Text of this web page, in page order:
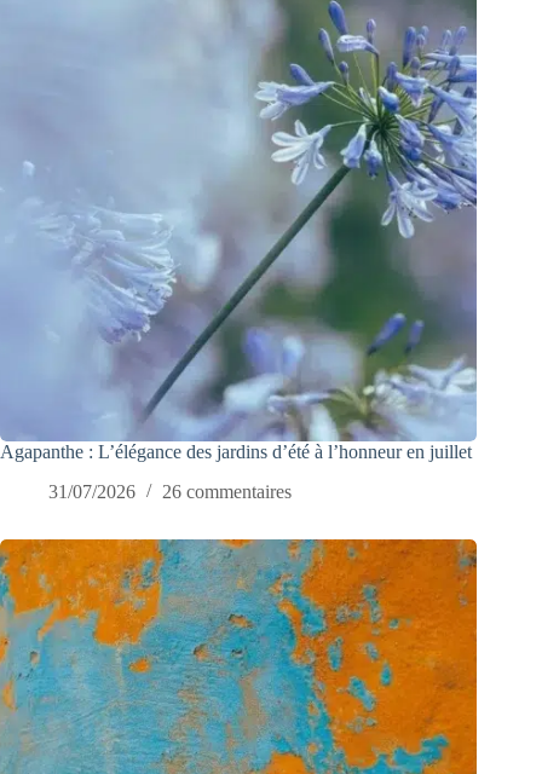
Agapanthe : L’élégance des jardins d’été à l’honneur en juillet
31/07/2026
26 commentaires